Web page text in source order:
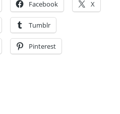
Facebook X
Tumblr
Pinterest